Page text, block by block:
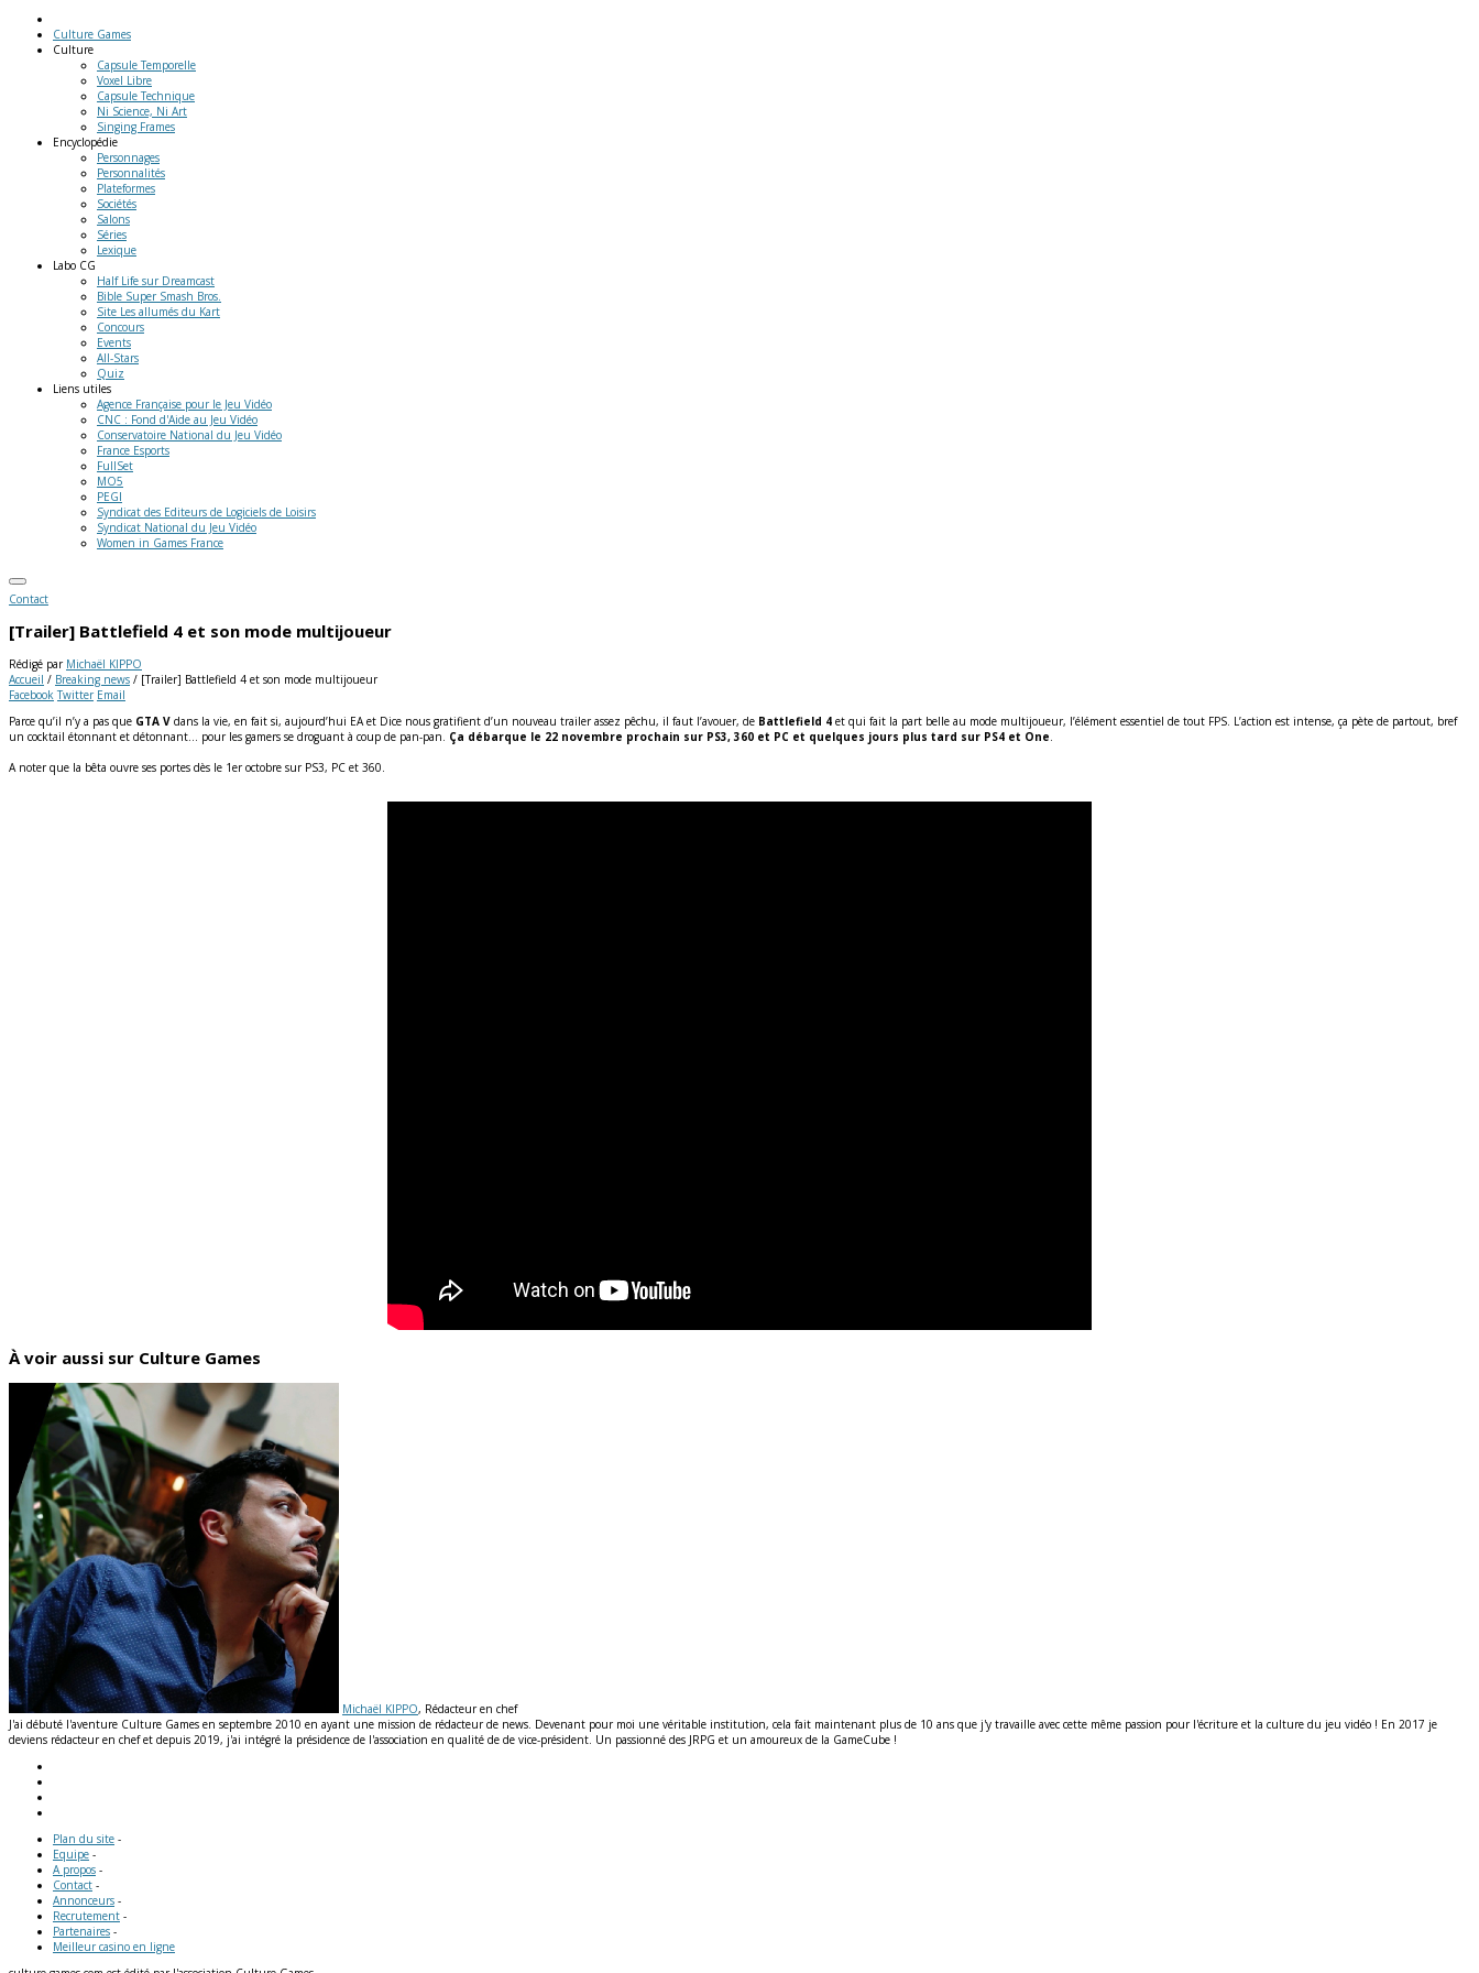
Culture Games
Culture
Capsule Temporelle
Voxel Libre
Capsule Technique
Ni Science, Ni Art
Singing Frames
Encyclopédie
Personnages
Personnalités
Plateformes
Sociétés
Salons
Séries
Lexique
Labo CG
Half Life sur Dreamcast
Bible Super Smash Bros.
Site Les allumés du Kart
Concours
Events
All-Stars
Quiz
Liens utiles
Agence Française pour le Jeu Vidéo
CNC : Fond d'Aide au Jeu Vidéo
Conservatoire National du Jeu Vidéo
France Esports
FullSet
MO5
PEGI
Syndicat des Editeurs de Logiciels de Loisirs
Syndicat National du Jeu Vidéo
Women in Games France
Contact
[Trailer] Battlefield 4 et son mode multijoueur
Rédigé par Michaël KIPPO
Accueil / Breaking news / [Trailer] Battlefield 4 et son mode multijoueur
Facebook Twitter Email
Parce qu’il n’y a pas que GTA V dans la vie, en fait si, aujourd’hui EA et Dice nous gratifient d’un nouveau trailer assez pêchu, il faut l’avouer, de Battlefield 4 et qui fait la part belle au mode multijoueur, l’élément essentiel de tout FPS. L’action est intense, ça pète de partout, bref
un cocktail étonnant et détonnant… pour les gamers se droguant à coup de pan-pan. Ça débarque le 22 novembre prochain sur PS3, 360 et PC et quelques jours plus tard sur PS4 et One.
A noter que la bêta ouvre ses portes dès le 1er octobre sur PS3, PC et 360.
À voir aussi sur Culture Games
Michaël KIPPO, Rédacteur en chef
J'ai débuté l'aventure Culture Games en septembre 2010 en ayant une mission de rédacteur de news. Devenant pour moi une véritable institution, cela fait maintenant plus de 10 ans que j'y travaille avec cette même passion pour l'écriture et la culture du jeu vidéo ! En 2017 je
deviens rédacteur en chef et depuis 2019, j'ai intégré la présidence de l'association en qualité de de vice-président. Un passionné des JRPG et un amoureux de la GameCube !
Plan du site -
Equipe -
A propos -
Contact -
Annonceurs -
Recrutement -
Partenaires -
Meilleur casino en ligne